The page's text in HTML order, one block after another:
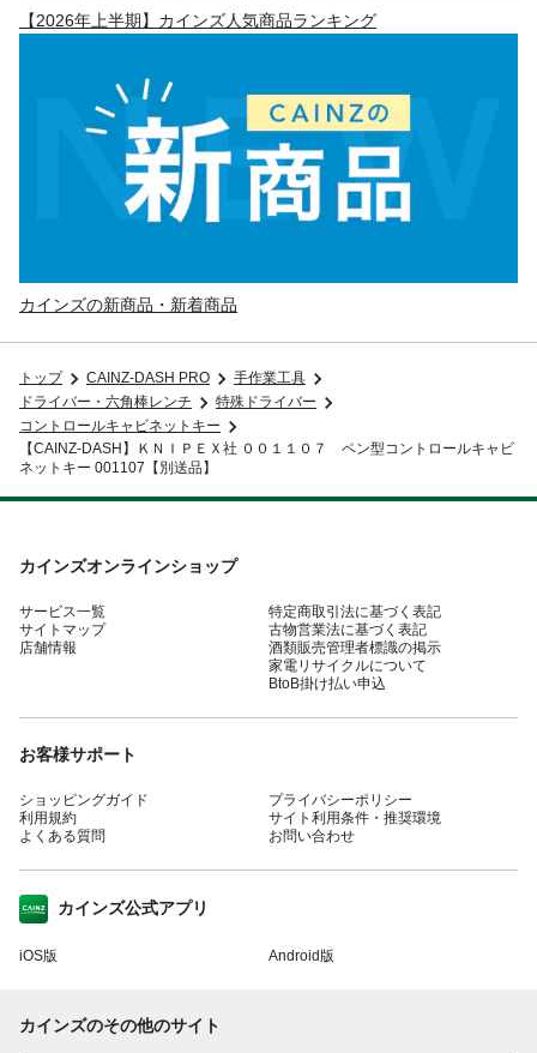
【2026年上半期】カインズ人気商品ランキング
カインズの新商品・新着商品
トップ CAINZ-DASH PRO
手作業工具
ドライバー・六角棒レンチ
特殊ドライバー
コントロールキャビネットキー
【CAINZ-DASH】ＫＮＩＰＥＸ社 ００１１０７ ペン型コントロールキャビ
ネットキー 001107【別送品】
カインズオンラインショップ
サービス一覧
サイトマップ
店舗情報
特定商取引法に基づく表記
古物営業法に基づく表記
酒類販売管理者標識の掲示
家電リサイクルについて
BtoB掛け払い申込
お客様サポート
ショッピングガイド
利用規約
よくある質問
プライバシーポリシー
サイト利用条件・推奨環境
お問い合わせ
カインズ公式アプリ
iOS版 Android版
カインズのその他のサイト